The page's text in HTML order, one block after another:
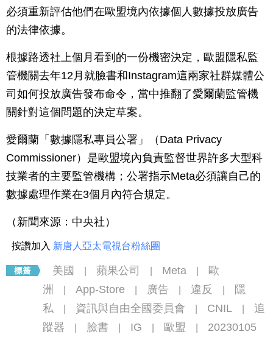
必須重新評估他們在歐盟境內依據個人數據投放廣告
的法律依據。
根據路透社上個月看到的一份機密決定，歐盟隱私監
管機關去年12月就臉書和Instagram這兩家社群媒體公
司如何投放廣告發布命令，當中推翻了愛爾蘭監管機
關針對這個問題的決定草案。
愛爾蘭「數據隱私專員公署」（Data Privacy
Commissioner）是歐盟境內負責監督世界許多大型科
技業者的主要監管機構；公署指示Meta必須讓自己的
數據處理作業在3個月內符合規定。
（新聞來源：中央社）
按讚加入 新唐人亞太電視台粉絲團
美國 蘋果公司 Meta
歐
洲
App-Store 廣告 違反
隱
私
資訊與自由全國委員會 CNIL
追
蹤器
臉書 IG 歐盟 20230105